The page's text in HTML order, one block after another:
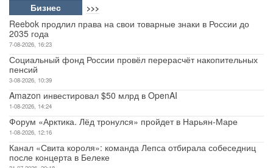
Бизнес >>>
Reebok продлил права на свои товарные знаки в России до
2035 года
7-08-2026, 16:23
Социальный фонд России провёл перерасчёт накопительных
пенсий
3-08-2026, 10:39
Amazon инвестировал $50 млрд в OpenAI
1-08-2026, 14:24
Форум «Арктика. Лёд тронулся» пройдет в Нарьян-Маре
1-08-2026, 12:16
Канал «Свита короля»: команда Лепса отбирала собеседниц
после концерта в Белеке